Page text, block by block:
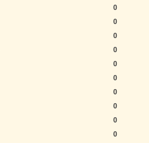
0
0
0
0
0
0
0
0
0
0